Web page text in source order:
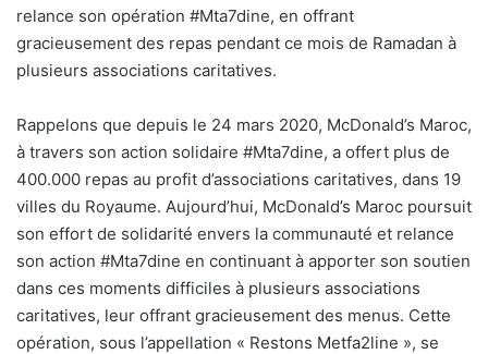
relance son opération #Mta7dine, en offrant
gracieusement des repas pendant ce mois de Ramadan à
plusieurs associations caritatives.
Rappelons que depuis le 24 mars 2020, McDonald’s Maroc,
à travers son action solidaire #Mta7dine, a offert plus de
400.000 repas au profit d’associations caritatives, dans 19
villes du Royaume. Aujourd’hui, McDonald’s Maroc poursuit
son effort de solidarité envers la communauté et relance
son action #Mta7dine en continuant à apporter son soutien
dans ces moments difficiles à plusieurs associations
caritatives, leur offrant gracieusement des menus. Cette
opération, sous l’appellation « Restons Metfa2line », se